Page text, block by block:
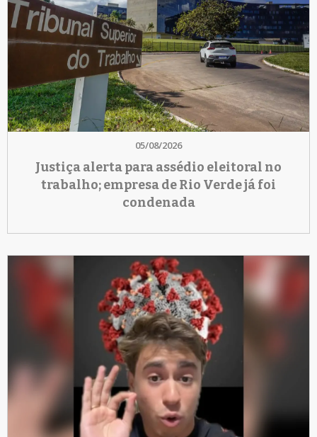
05/08/2026
Justiça alerta para assédio eleitoral no
trabalho; empresa de Rio Verde já foi
condenada